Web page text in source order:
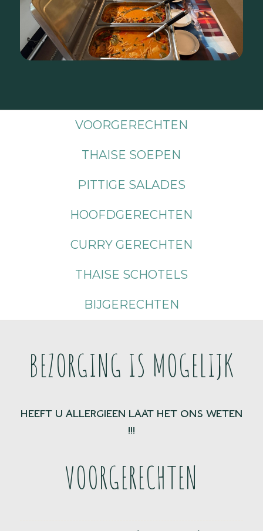
VOORGERECHTEN
THAISE SOEPEN
PITTIGE SALADES
HOOFDGERECHTEN
CURRY GERECHTEN
THAISE SCHOTELS
BIJGERECHTEN
BEZORGING IS MOGELIJK
HEEFT U ALLERGIEEN LAAT HET ONS WETEN
!!!
VOORGERECHTEN